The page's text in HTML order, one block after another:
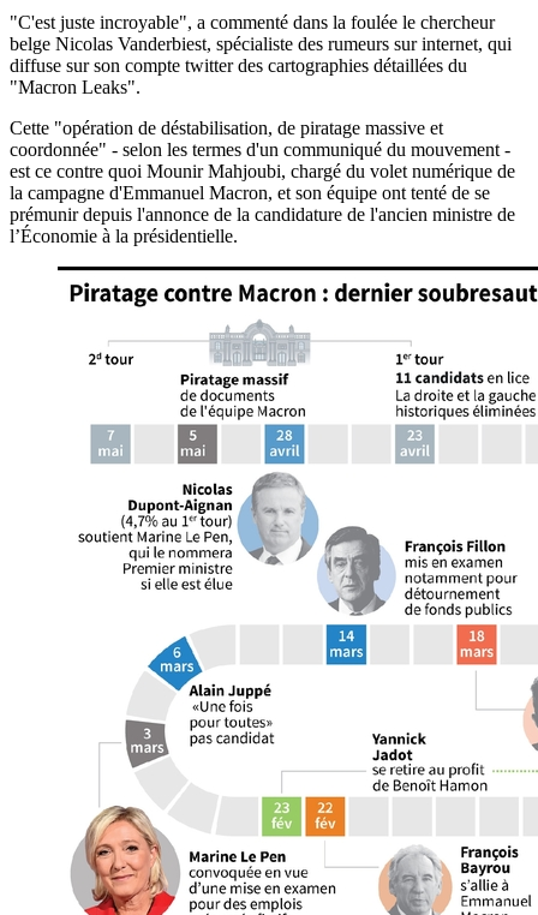
"C'est juste incroyable", a commenté dans la foulée le chercheur
belge Nicolas Vanderbiest, spécialiste des rumeurs sur internet, qui
diffuse sur son compte twitter des cartographies détaillées du
"Macron Leaks".
Cette "opération de déstabilisation, de piratage massive et
coordonnée" - selon les termes d'un communiqué du mouvement -
est ce contre quoi Mounir Mahjoubi, chargé du volet numérique de
la campagne d'Emmanuel Macron, et son équipe ont tenté de se
prémunir depuis l'annonce de la candidature de l'ancien ministre de
l’Économie à la présidentielle.